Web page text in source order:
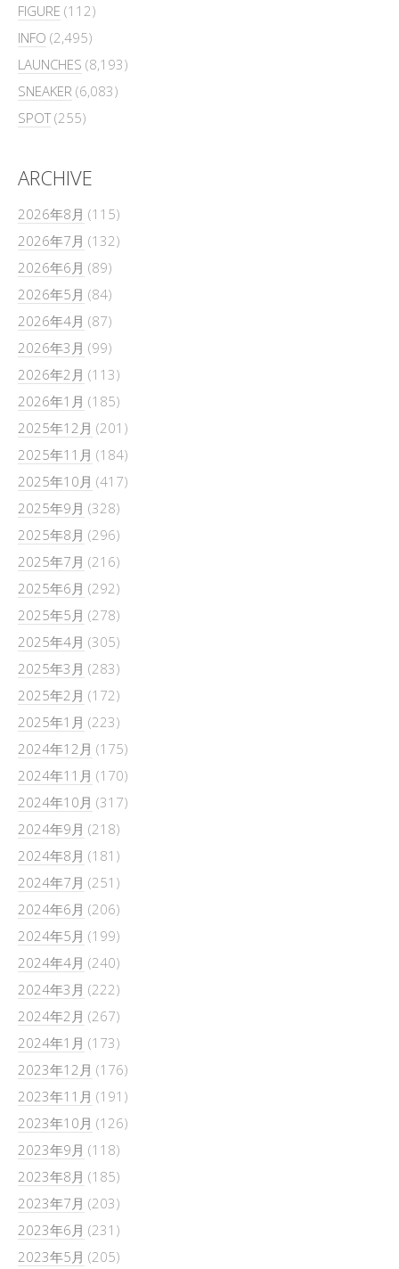
FIGURE (112)
INFO (2,495)
LAUNCHES (8,193)
SNEAKER (6,083)
SPOT(255)
ARCHIVE
2026年8月 (115)
2026年7月 (132)
2026年6月 (89)
2026年5月 (84)
2026年4月 (87)
2026年3月 (99)
2026年2月 (113)
2026年1月 (185)
2025年12月 (201)
2025年11月 (184)
2025年10月 (417)
2025年9月 (328)
2025年8月 (296)
2025年7月 (216)
2025年6月 (292)
2025年5月 (278)
2025年4月 (305)
2025年3月 (283)
2025年2月 (172)
2025年1月 (223)
2024年12月 (175)
2024年11月 (170)
2024年10月 (317)
2024年9月 (218)
2024年8月 (181)
2024年7月 (251)
2024年6月 (206)
2024年5月 (199)
2024年4月 (240)
2024年3月 (222)
2024年2月 (267)
2024年1月 (173)
2023年12月 (176)
2023年11月 (191)
2023年10月 (126)
2023年9月 (118)
2023年8月 (185)
2023年7月 (203)
2023年6月 (231)
2023年5月 (205)